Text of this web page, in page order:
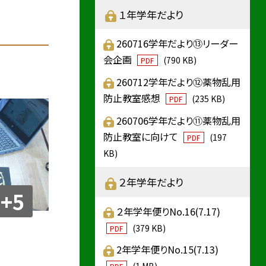
+5
１年学年だより
260716学年だより⑬リーダー
会企画
PDF (790 KB)
260712学年だより⑫薬物乱用
防止教室感想
PDF (235 KB)
260706学年だより⑪薬物乱用
防止教室に向けて
PDF
(197
KB)
２年学年だより
２年学年便りNo.16(7.17)
PDF (379 KB)
2年学年便りNo.15(7.13)